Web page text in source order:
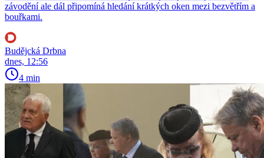
závodění ale dál připomíná hledání krátkých oken mezi bezvětřím a
bouřkami.
Budějcká Drbna
dnes, 12:56
4 min